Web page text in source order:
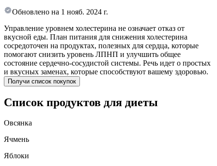
Обновлено на 1 нояб. 2024 г.
Управление уровнем холестерина не означает отказ от
вкусной еды. План питания для снижения холестерина
сосредоточен на продуктах, полезных для сердца, которые
помогают снизить уровень ЛПНП и улучшить общее
состояние сердечно-сосудистой системы. Речь идет о простых
и вкусных заменах, которые способствуют вашему здоровью.
Получи список покупок
Список продуктов для диеты
Овсянка
Ячмень
Яблоки